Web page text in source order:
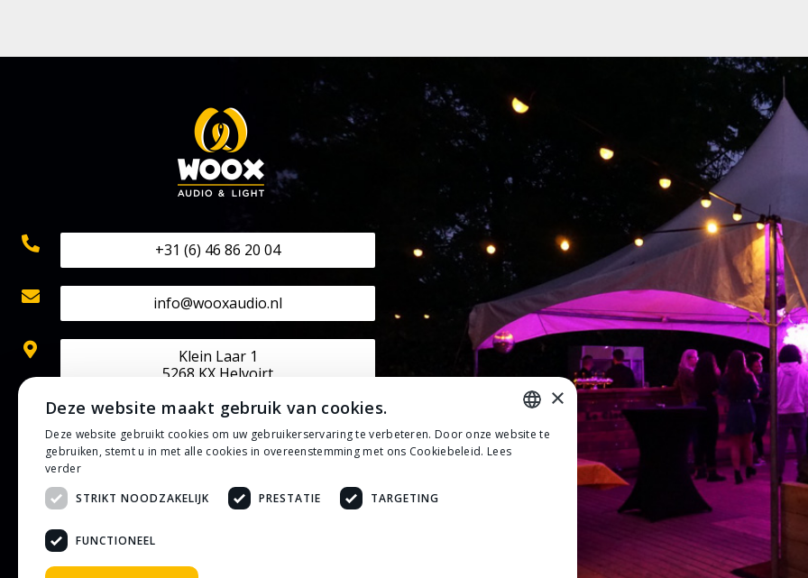
+31 (6) 46 86 20 04
info@wooxaudio.nl
Klein Laar 1
5268 KX Helvoirt
KVK: 70524602
BTW: NL002202313B42
IBAN: NL50 RABO 0133 0807 30
Privacybeleid
Algemene voorwaarden
×
Deze website maakt gebruik van cookies.
Deze website gebruikt cookies om uw gebruikerservaring te verbeteren. Door onze website te
gebruiken, stemt u in met alle cookies in overeenstemming met ons Cookiebeleid. Lees
verder
STRIKT NOODZAKELIJK
PRESTATIE TARGETING
FUNCTIONEEL